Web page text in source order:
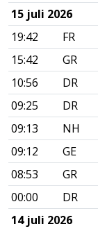
15 juli 2026
19:42
FR
15:42
GR
10:56
DR
09:25
DR
09:13
NH
09:12
GE
08:53
GR
00:00
DR
14 juli 2026